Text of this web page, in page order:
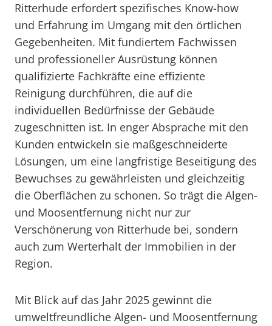
Ritterhude erfordert spezifisches Know-how
und Erfahrung im Umgang mit den örtlichen
Gegebenheiten. Mit fundiertem Fachwissen
und professioneller Ausrüstung können
qualifizierte Fachkräfte eine effiziente
Reinigung durchführen, die auf die
individuellen Bedürfnisse der Gebäude
zugeschnitten ist. In enger Absprache mit den
Kunden entwickeln sie maßgeschneiderte
Lösungen, um eine langfristige Beseitigung des
Bewuchses zu gewährleisten und gleichzeitig
die Oberflächen zu schonen. So trägt die Algen-
und Moosentfernung nicht nur zur
Verschönerung von Ritterhude bei, sondern
auch zum Werterhalt der Immobilien in der
Region.
Mit Blick auf das Jahr 2025 gewinnt die
umweltfreundliche Algen- und Moosentfernung